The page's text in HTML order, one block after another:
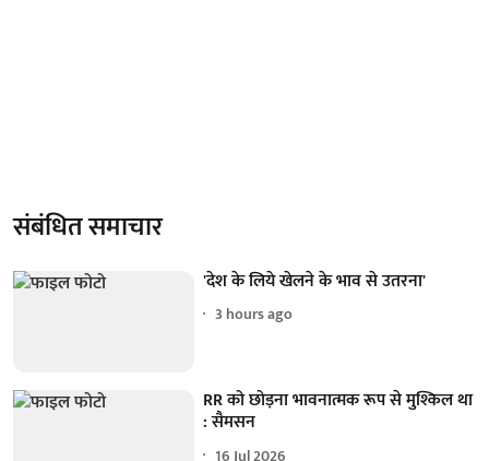
संबंधित समाचार
'देश के लिये खेलने के भाव से उतरना'
3 hours ago
RR को छोड़ना भावनात्मक रूप से मुश्किल था
: सैमसन